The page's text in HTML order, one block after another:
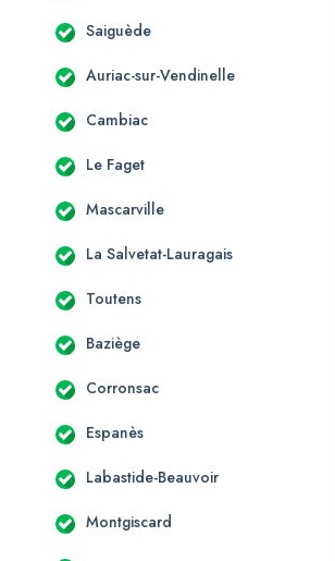
Saiguède
Auriac-sur-Vendinelle
Cambiac
Le Faget
Mascarville
La Salvetat-Lauragais
Toutens
Baziège
Corronsac
Espanès
Labastide-Beauvoir
Montgiscard